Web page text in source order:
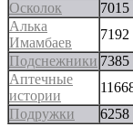
Осколок
7015
Алька
Имамбаев
7192
Подснежники 7385
Аптечные
истории
Подружки
6258